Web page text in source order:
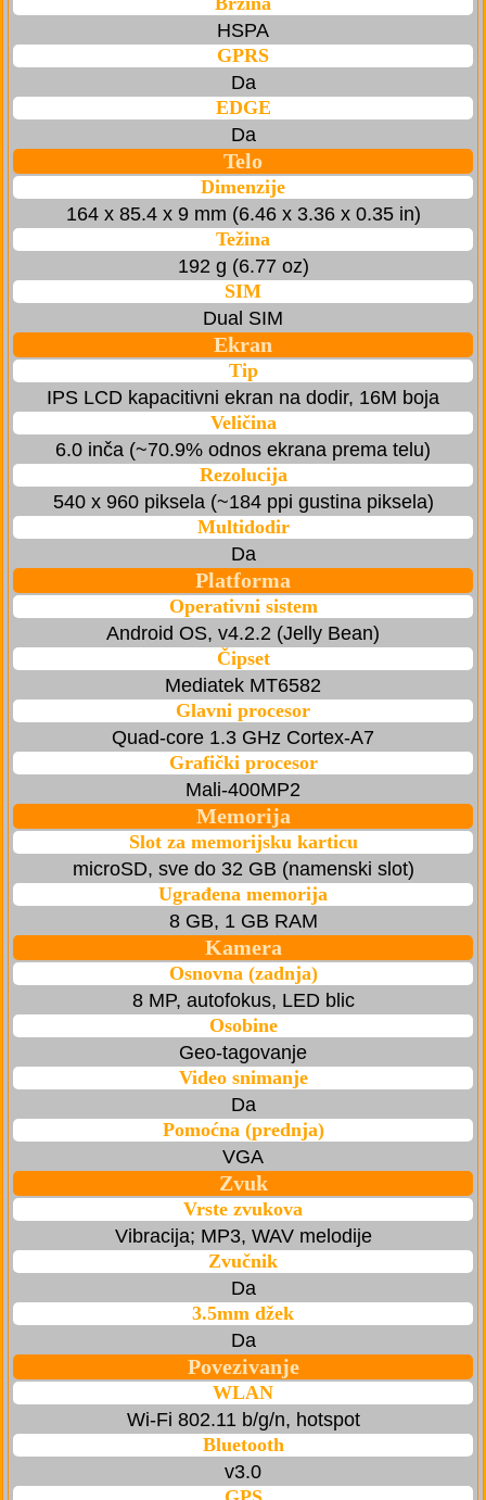
HSPA
GPRS
Da
EDGE
Da
Telo
Dimenzije
164 x 85.4 x 9 mm (6.46 x 3.36 x 0.35 in)
Težina
192 g (6.77 oz)
SIM
Dual SIM
Ekran
Tip
IPS LCD kapacitivni ekran na dodir, 16M boja
Veličina
6.0 inča (~70.9% odnos ekrana prema telu)
Rezolucija
540 x 960 piksela (~184 ppi gustina piksela)
Multidodir
Da
Platforma
Operativni sistem
Android OS, v4.2.2 (Jelly Bean)
Čipset
Mediatek MT6582
Glavni procesor
Quad-core 1.3 GHz Cortex-A7
Grafički procesor
Mali-400MP2
Memorija
Slot za memorijsku karticu
microSD, sve do 32 GB (namenski slot)
Ugrađena memorija
8 GB, 1 GB RAM
Kamera
Osnovna (zadnja)
8 MP, autofokus, LED blic
Osobine
Geo-tagovanje
Video snimanje
Da
Pomoćna (prednja)
VGA
Zvuk
Vrste zvukova
Vibracija; MP3, WAV melodije
Zvučnik
Da
3.5mm džek
Da
Povezivanje
WLAN
Wi-Fi 802.11 b/g/n, hotspot
Bluetooth
v3.0